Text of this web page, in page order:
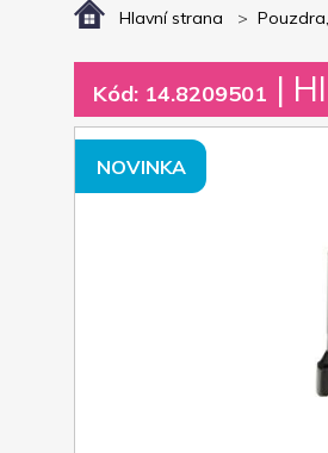
Hlavní strana
Kód: 14.8209501 |
NOVINKA